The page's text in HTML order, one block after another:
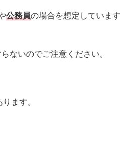
公務員の場合を想定していま
ないのでご注意ください。
ます。